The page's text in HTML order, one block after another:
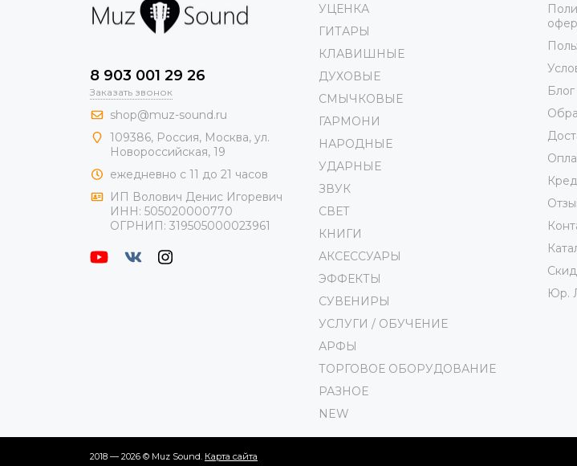
8 903 001 29 26
Заказать звонок
shop@muz-sound.ru
109386, Россия, Москва, ул.
Новороссийская, 19
ежедневно с 11 до 21 часов
ИП Волович Денис Игоревич
ИНН: 505020000770
ОГРНИП: 319505000023961
УЦЕНКА
ГИТАРЫ
КЛАВИШНЫЕ
ДУХОВЫЕ
СМЫЧКОВЫЕ
ГАРМОНИ
НАРОДНЫЕ
УДАРНЫЕ
ЗВУК
СВЕТ
КНИГИ
АКСЕССУАРЫ
ЭФФЕКТЫ
СУВЕНИРЫ
УСЛУГИ / ОБУЧЕНИЕ
АРФЫ
ТОРГОВОЕ ОБОРУДОВАНИЕ
РАЗНОЕ
NEW
Блог
Юр.
2018 — 2026 © Muz Sound. Карта сайта